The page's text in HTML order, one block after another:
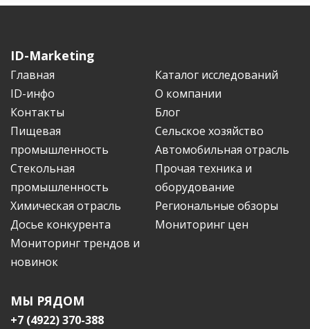
ID-Marketing
Главная
Каталог исследований
ID-инфо
О компании
Контакты
Блог
Пищевая
промышленность
Сельское хозяйство
Автомобильная отрасль
Стекольная
промышленность
Прочая техника и
оборудование
Химическая отрасль
Региональные обзоры
Досье конкурента
Мониторинг цен
Мониторинг трендов и
новинок
МЫ РЯДОМ
+7 (4922) 370-388